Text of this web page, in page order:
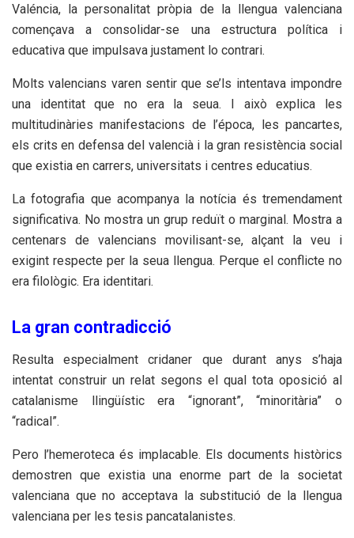
Valéncia, la personalitat pròpia de la llengua valenciana
començava a consolidar-se una estructura política i
educativa que impulsava justament lo contrari.
Molts valencians varen sentir que se’ls intentava impondre
una identitat que no era la seua. I això explica les
multitudinàries manifestacions de l’época, les pancartes,
els crits en defensa del valencià i la gran resistència social
que existia en carrers, universitats i centres educatius.
La fotografia que acompanya la notícia és tremendament
significativa. No mostra un grup reduït o marginal. Mostra a
centenars de valencians movilisant-se, alçant la veu i
exigint respecte per la seua llengua. Perque el conflicte no
era filològic. Era identitari.
La gran contradicció
Resulta especialment cridaner que durant anys s’haja
intentat construir un relat segons el qual tota oposició al
catalanisme llingüístic era “ignorant”, “minoritària” o
“radical”.
Pero l’hemeroteca és implacable. Els documents històrics
demostren que existia una enorme part de la societat
valenciana que no acceptava la substitució de la llengua
valenciana per les tesis pancatalanistes.